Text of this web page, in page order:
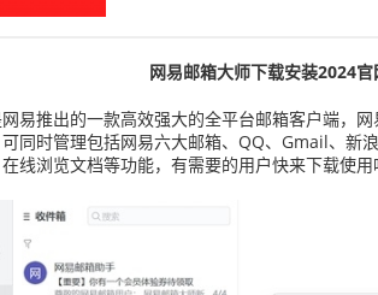
网易邮箱大师下载安装2024
易推出的一款高效强大的全平台邮箱客户端，
同时管理包括网易六大邮箱、QQ、Gmail、新
线浏览文档等功能，有需要的用户快来下载使用